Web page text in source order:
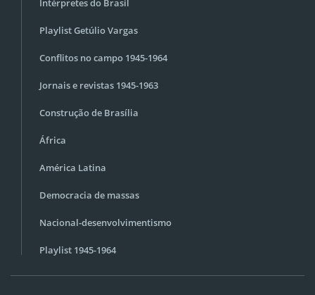
Playlist Getúlio Vargas
Conflitos no campo 1945-1964
Jornais e revistas 1945-1963
Construção de Brasília
África
América Latina
Democracia de massas
Nacional-desenvolvimentismo
Playlist 1945-1964